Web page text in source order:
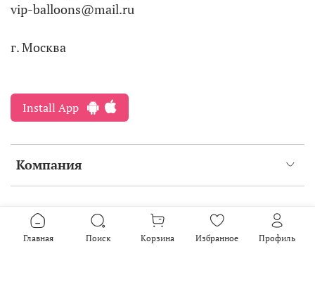
Компания
vip-balloons@mail.ru
г. Москва
Install App
Интернет-магазин создан на inSales
2016-2026
Главная Поиск Корзина Избранное Профиль